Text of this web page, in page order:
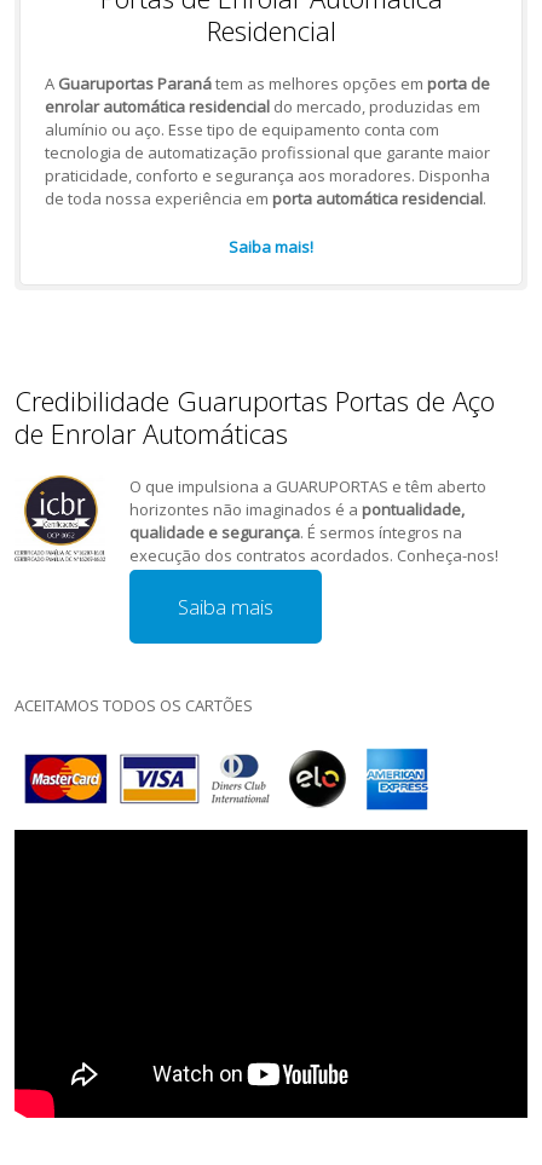
Residencial
A Guaruportas Paranátem as melhores opções em porta de
enrolar automática residencialdo mercado, produzidas em
alumínio ou aço. Esse tipo de equipamento conta com
tecnologia de automatização profissional que garante maior
praticidade, conforto e segurança aos moradores. Disponha
de toda nossa experiência em porta automática residencial.
Saiba mais!
Credibilidade Guaruportas Portas de Aço
de Enrolar Automáticas
O que impulsiona a GUARUPORTAS e têm aberto
horizontes não imaginados é a pontualidade,
qualidade e segurança. É sermos íntegros na
execução dos contratos acordados. Conheça-nos!
Saiba mais
ACEITAMOS TODOS OS CARTÕES